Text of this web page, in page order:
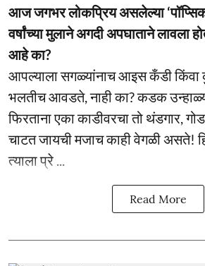
आज जगभर लोकप्रिय असलेल्या
वर्षांच्या मुलाने अगदी अपघाताने लावला
आहे का?
आपल्याला सगळ्यांनाच आइस कँडी किंवा
भलतीच आवडते, नाही का? कडक
फिरताना एका काडीवरचा तो थंडगार,
चाटत जायची मजाच काही वेगळी असते!
त्याला प्रे ...
Read More